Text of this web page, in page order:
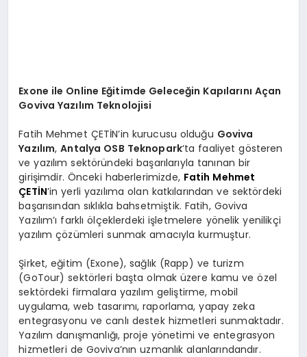
Exone ile Online Eğitimde Geleceğin Kapılarını Açan
Goviva Yazılım Teknolojisi
Fatih Mehmet ÇETİN’in kurucusu olduğu Goviva
Yazılım,Antalya OSB Teknopark‘ta faaliyet gösteren
ve yazılım sektöründeki başarılarıyla tanınan bir
girişimdir. Önceki haberlerimizde, Fatih Mehmet
ÇETİN’in yerli yazılıma olan katkılarından ve sektördeki
başarısından sıklıkla bahsetmiştik. Fatih, Goviva
Yazılım’ı farklı ölçeklerdeki işletmelere yönelik yenilikçi
yazılım çözümleri sunmak amacıyla kurmuştur.
Şirket, eğitim (Exone), sağlık (Rapp) ve turizm
(GoTour) sektörleri başta olmak üzere kamu ve özel
sektördeki firmalara yazılım geliştirme, mobil
uygulama, web tasarımı, raporlama, yapay zeka
entegrasyonu ve canlı destek hizmetleri sunmaktadır.
Yazılım danışmanlığı, proje yönetimi ve entegrasyon
hizmetleri de Goviva’nın uzmanlık alanlarındandır.